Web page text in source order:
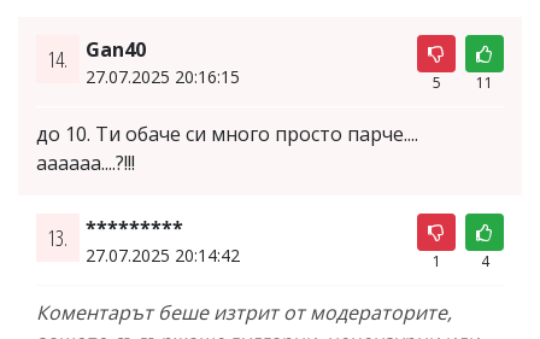
14. Gan40
27.07.2025 20:16:15 5 11
до 10. Ти обаче си много просто парче....
аааааа....?!!!
13. *********
27.07.2025 20:14:42 1 4
Коментарът беше изтрит от модераторите,